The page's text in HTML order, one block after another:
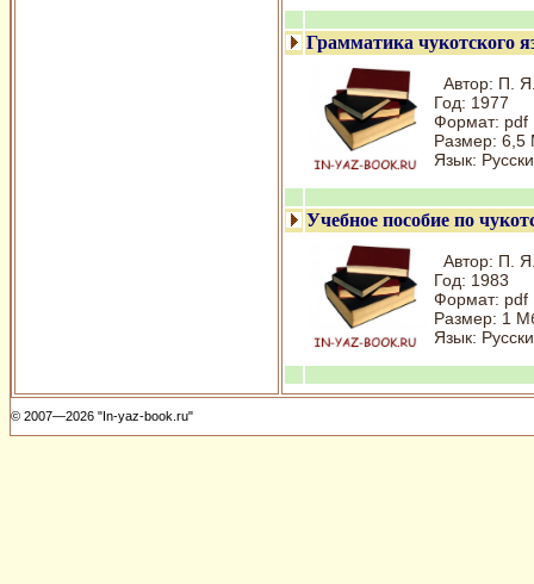
Грамматика чукотского
Автор: П.
Год: 1977
Формат: pdf
Размер: 6,5
Язык:
Учебное пособие по
Автор: П.
Год: 1983
Формат: pdf
Размер: 1
Язык:
© 2007—2026 "In-yaz-book.ru"